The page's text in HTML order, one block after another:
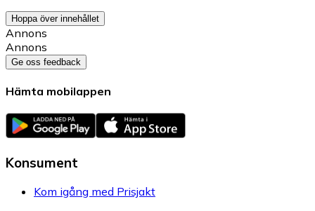
Hoppa över innehållet
Annons
Annons
Ge oss feedback
Hämta mobilappen
Konsument
Kom igång med Prisjakt